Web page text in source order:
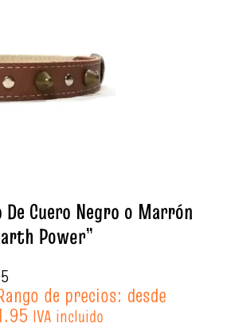
Cuero Negro o Marrón
Power”
de precios: desde
IVA incluido